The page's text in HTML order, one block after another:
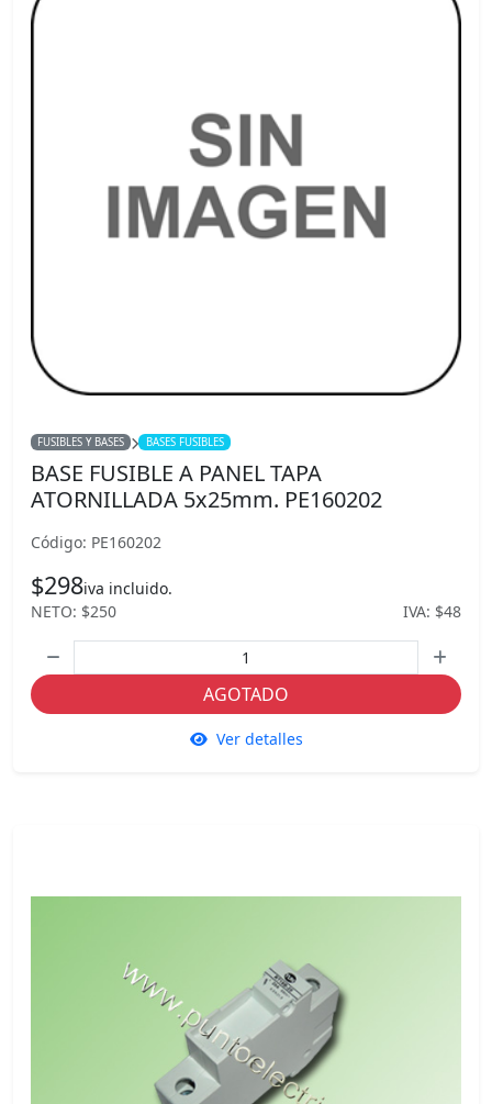
FUSIBLES Y BASES BASES FUSIBLES
BASE FUSIBLE A PANEL TAPA
ATORNILLADA 5x25mm. PE160202
Código: PE160202
$298iva incluido.
NETO: $250
IVA: $48
AGOTADO
Ver detalles